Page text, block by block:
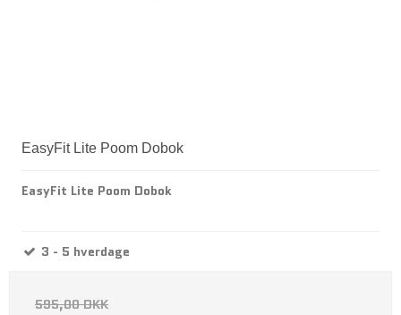
EasyFit Lite Poom Dobok
EasyFit Lite Poom Dobok
3 - 5 hverdage
595,00 DKK